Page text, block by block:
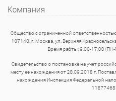
Компания
Общество с ограниченной
107140, г. Москва, ул. Верхняя
Время рабты: 9.00-17.00
Свидетельство о постановке на учет
месту ее нахождения от 28.09.2018 г.
нахождения Инспекция Федеральной